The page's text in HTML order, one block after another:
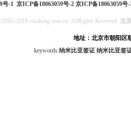
号-1 京ICP备18063059号-2 京ICP备18063059号-
2018 visaking.com.cn. AllRights Reserved. 北
地址：北京市朝阳区
keywords:纳米比亚签证 纳米比亚签